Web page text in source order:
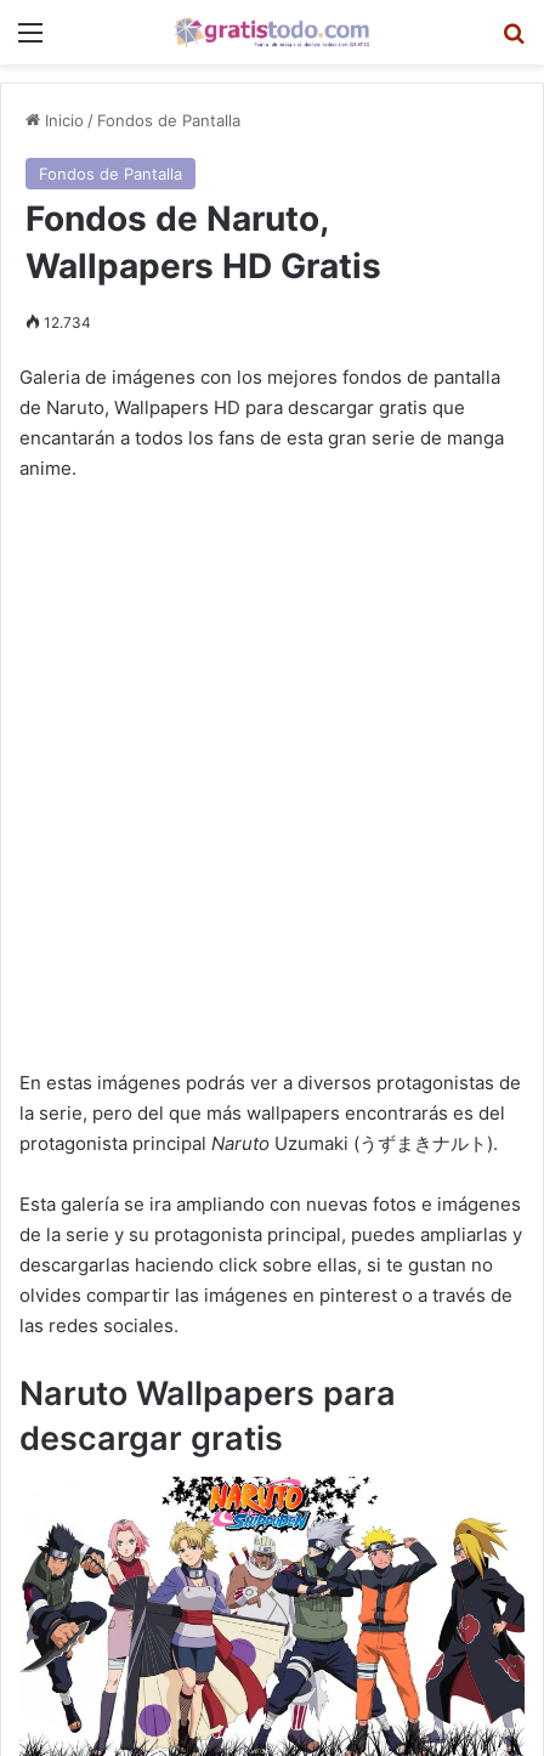
Menú
Inicio / Fondos de Pantalla
Fondos de Pantalla
Fondos de Naruto,
Wallpapers HD Gratis
12.734
Galeria de imágenes con los mejores fondos de pantalla
de Naruto, Wallpapers HD para descargar gratis que
encantarán a todos los fans de esta gran serie de manga
anime.
En estas imágenes podrás ver a diversos protagonistas de
la serie, pero del que más wallpapers encontrarás es del
protagonista principal Naruto Uzumaki (うずまきナルト).
Esta galería se ira ampliando con nuevas fotos e imágenes
de la serie y su protagonista principal, puedes ampliarlas y
descargarlas haciendo click sobre ellas, si te gustan no
olvides compartir las imágenes en pinterest o a través de
las redes sociales.
Naruto Wallpapers para
descargar gratis